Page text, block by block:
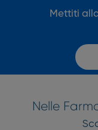
Mettiti
Nelle